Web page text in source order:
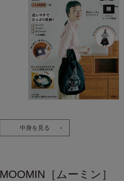
中身を見る
MOOMIN［ムーミン］